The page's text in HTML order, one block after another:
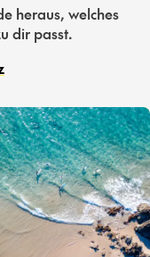
heraus, welches
dir passt.